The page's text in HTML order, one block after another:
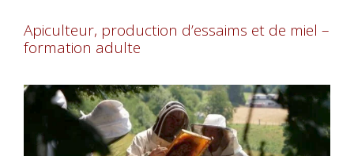
Apiculteur, production d’essaims et de miel –
formation adulte